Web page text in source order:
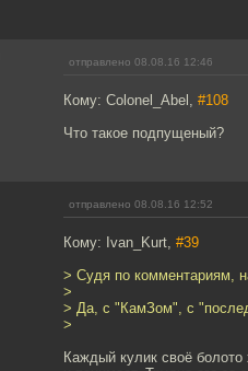
отправлено 08.08.16 12:46
Кому: Colonel_Abel, #108
Что такое подпущеный?
отправлено 08.08.16 12:52
Кому: Ivan_Kurt, #39
> Судя по комментариям,
>
> Да, с "КамЗом", с
>
Каждый кулик своё